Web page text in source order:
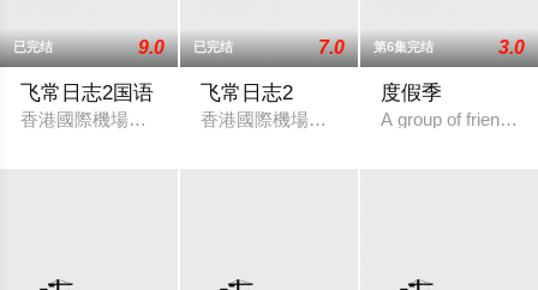
已完结 9.0
飞常日志2国语
香港國際機場繁忙運轉，突遇全球系統故障而出現混亂，客運
已完结 7.0
飞常日志2
香港國際機場繁忙運轉，突遇全球系統故
第6集完结 3.0
度假季
A group of friends